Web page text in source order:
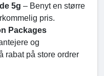
5g – Benyt en større
pris.
Packages
og
rabat på store ordrer